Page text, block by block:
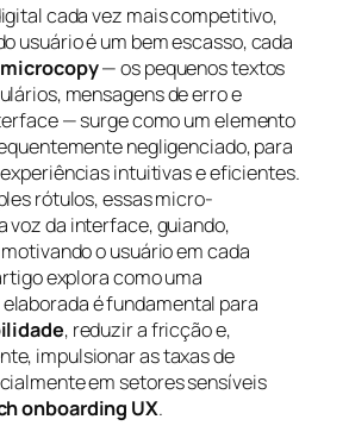
cada vez mais competitivo,
usuário é um bem escasso, cada
microcopy— os pequenos textos
mensagens de erro e
— surge como um elemento
negligenciado, para
intuitivas e eficientes.
rótulos, essas micro-
voz da interface, guiando,
o usuário em cada
explora como uma
é fundamental para
, reduzir a fricção e,
impulsionar as taxas de
em setores sensíveis
onboarding UX.